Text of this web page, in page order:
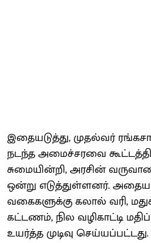
இதையடுத்து, முதல்வர்
நடந்த அமைச்சரவை
சுமையின்றி, அரசின்
ஒன்று எடுத்துள்ளனர்.
வகைகளுக்கு கலால் வரி,
கட்டணம், நில வழிகாட்டி
உயர்த்த முடிவு செய்யப்பட்டது.